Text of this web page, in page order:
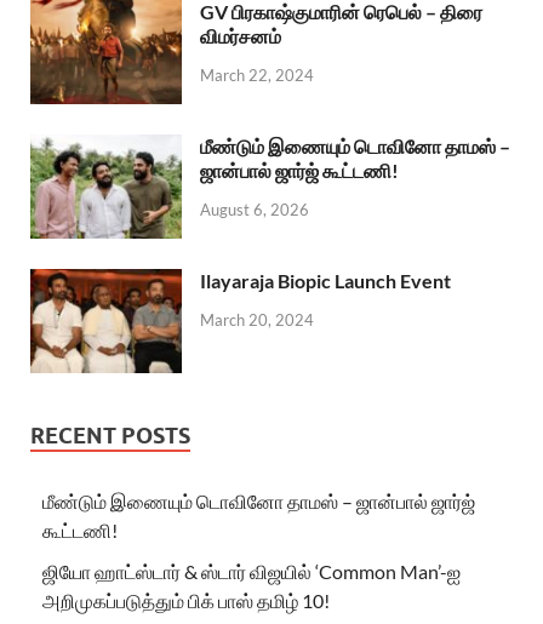
GV பிரகாஷ்குமாரின் ரெபெல் – திரை
விமர்சனம்
March 22, 2024
மீண்டும் இணையும் டொவினோ தாமஸ் –
ஜான்பால் ஜார்ஜ் கூட்டணி!
August 6, 2026
Ilayaraja Biopic Launch Event
March 20, 2024
RECENT POSTS
மீண்டும் இணையும் டொவினோ தாமஸ் – ஜான்பால் ஜார்ஜ்
கூட்டணி!
ஜியோ ஹாட்ஸ்டார் & ஸ்டார் விஜயில் ‘Common Man’-ஐ
அறிமுகப்படுத்தும் பிக் பாஸ் தமிழ் 10!